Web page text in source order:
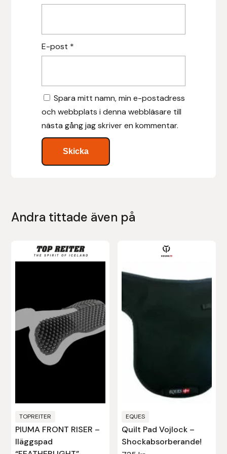
E-post *
Spara mitt namn, min e-postadress
och webbplats i denna webbläsare till
nästa gång jag skriver en kommentar.
Andra tittade även på
TOPREITER
PIUMA FRONT RISER –
Iläggspad
EQUES
Quilt Pad Vojlock –
Shockabsorberande!
Mias Ridsport
Mountain Horse
Natur & Kultur bokförlag
Parisol
PAVO
Pharmakas
Prestige
Professional’s Choice